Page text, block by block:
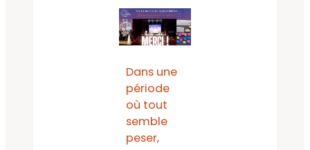
Dans une
période
où tout
semble
peser,